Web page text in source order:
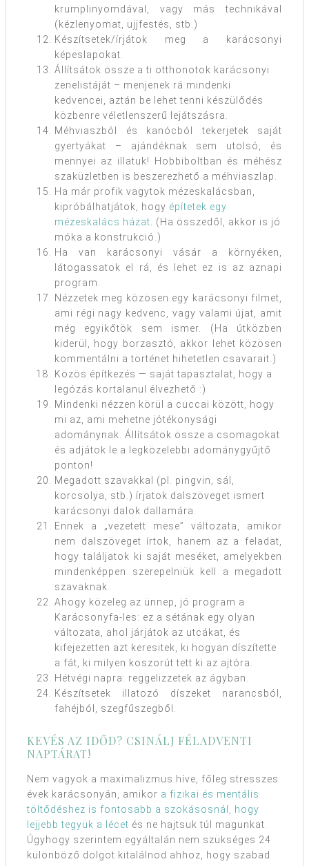
krumplinyomdával, vagy más technikával
(kézlenyomat, ujjfestés, stb.)
Készítsetek/írjátok meg a karácsonyi
képeslapokat.
Állítsátok össze a ti otthonotok karácsonyi
zenelistáját – menjenek rá mindenki
kedvencei, aztán be lehet tenni készülődés
közbenre véletlenszerű lejátszásra.
Méhviaszból és kanócból tekerjetek saját
gyertyákat – ajándéknak sem utolsó, és
mennyei az illatuk! Hobbiboltban és méhész
szaküzletben is beszerezhető a méhviaszlap.
Ha már profik vagytok mézeskalácsban,
kipróbálhatjátok, hogy építetek egy
mézeskalács házat . (Ha összedől, akkor is jó
móka a konstrukció.)
Ha van karácsonyi vásár a környéken,
látogassatok el rá, és lehet ez is az aznapi
program.
Nézzetek meg közösen egy karácsonyi filmet,
ami régi nagy kedvenc, vagy valami újat, amit
még egyikőtök sem ismer. (Ha útközben
kiderül, hogy borzasztó, akkor lehet közösen
kommentálni a történet hihetetlen csavarait.)
Közös építkezés — saját tapasztalat, hogy a
legózás kortalanul élvezhető :)
Mindenki nézzen körül a cuccai között, hogy
mi az, ami mehetne jótékonysági
adománynak. Állítsátok össze a csomagokat
és adjátok le a legközelebbi adománygyűjtő
ponton!
Megadott szavakkal (pl. pingvin, sál,
korcsolya, stb.) írjatok dalszöveget ismert
karácsonyi dalok dallamára.
Ennek a „vezetett mese” változata, amikor
nem dalszöveget írtok, hanem az a feladat,
hogy találjatok ki saját meséket, amelyekben
mindenképpen szerepelniük kell a megadott
szavaknak.
Ahogy közeleg az ünnep, jó program a
Karácsonyfa-les: ez a sétának egy olyan
változata, ahol járjátok az utcákat, és
kifejezetten azt keresitek, ki hogyan díszítette
a fát, ki milyen koszorút tett ki az ajtóra.
Hétvégi napra: reggelizzetek az ágyban.
Készítsetek illatozó díszeket narancsból,
fahéjból, szegfűszegből.
KEVÉS AZ IDŐD? CSINÁLJ FÉLADVENTI
NAPTÁRAT!
Nem vagyok a maximalizmus híve, főleg stresszes
évek karácsonyán, amikor a fizikai és mentális
töltődéshez is fontosabb a szokásosnál, hogy
lejjebb tegyük a lécet és ne hajtsuk túl magunkat.
Úgyhogy szerintem egyáltalán nem szükséges 24
különböző dolgot kitalálnod ahhoz, hogy szabad